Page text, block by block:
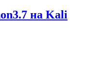
на Kali